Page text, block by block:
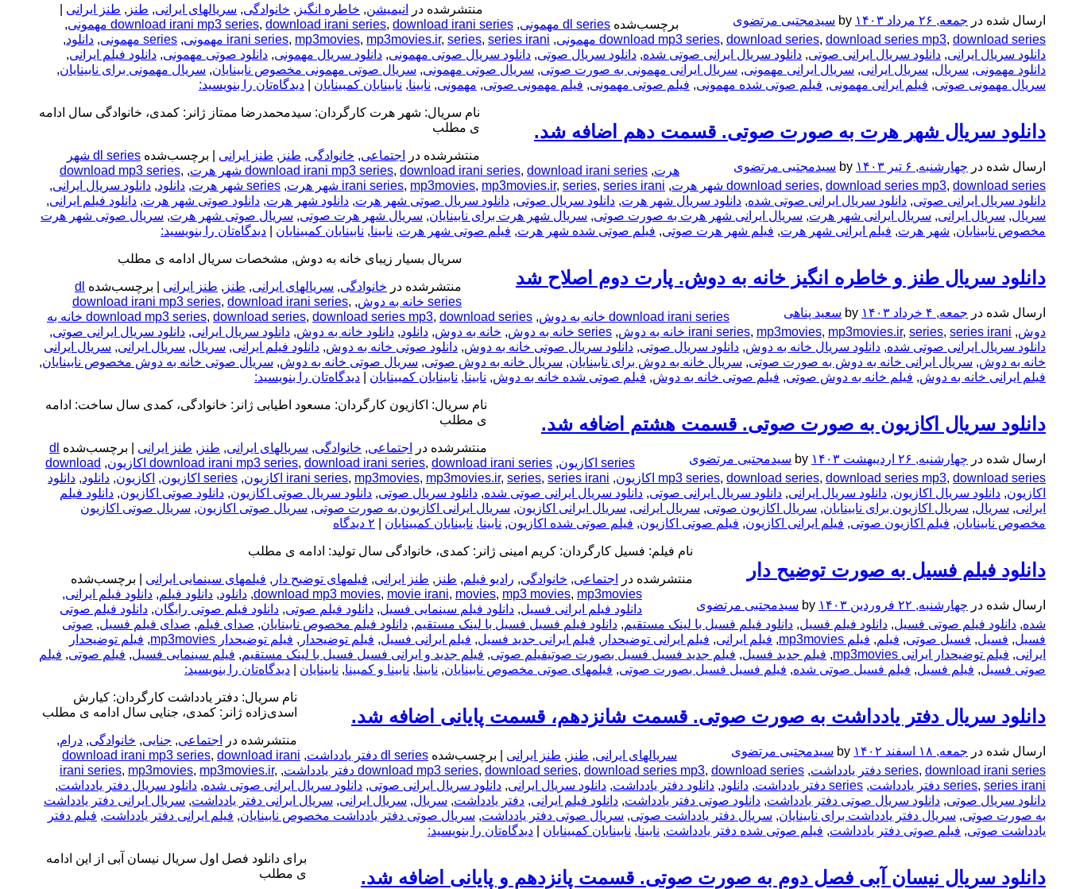
ارسال شده در جمعه, ۲۶ مرداد ۱۴۰۳ by سیدمجتبی مرتضوی
منتشرشده در انیمیشن, خاطره انگیز , خانوادگی, سریالهای ایرانی, طنز , طنز ایرانی
برچسب‌شده dl series مهمونی ,
download irani mp3 series, download irani series, download irani series مهمونی
,
download mp3 series, download series, download series mp3, download series مهمونی ,
irani series, mp3movies, mp3movies.ir, series, series irani مهمونی , series مهمونی , دانلود,
دانلود سریال ایرانی, دانلود سریال ایرانی صوتی, دانلود سریال ایرانی صوتی شده, دانلود سریال صوتی, دانلود سریال صوتی مهمونی, دانلود سریال مهمونی, دانلود صوتی مهمونی, دانلود فیلم ایرانی,
دانلود مهمونی, سریال, سریال ایرانی, سریال ایرانی مهمونی, سریال ایرانی مهمونی به صورت صوتی, سریال صوتی مهمونی, سریال صوتی مهمونی مخصوص نابینایان, سریال مهمونی برای نابینایان,
سریال مهمونی صوتی, فیلم ایرانی مهمونی, فیلم صوتی شده مهمونی, فیلم صوتی مهمونی, فیلم مهمونی صوتی, مهمونی, نابینا, نابینایان کمبینایان دیدگاه‌تان را بنویسید:
دانلود سریال شهر هرت به صورت صوتی. قسمت دهم اضافه شد.
ارسال شده در چهارشنبه, ۶ تیر ۱۴۰۳ by سیدمجتبی مرتضوی
نام سریال: شهر هرت کارگردان: سیدمحمدرضا ممتاز ژانر: کمدی، خانوادگی سال ادامه
ی مطلب
منتشرشده در اجتماعی, خانوادگی, طنز , طنز ایرانی برچسب‌شده
dl series شهر
هرت,
download irani mp3 series, download irani series, download irani series شهر هرت ,
download mp3 series,
download series, download series mp3, download series شهر هرت ,
irani series, mp3movies, mp3movies.ir, series, series irani شهر هرت , series شهر هرت , دانلود, دانلود سریال ایرانی,
دانلود سریال ایرانی صوتی, دانلود سریال ایرانی صوتی شده, دانلود سریال شهر هرت, دانلود سریال صوتی, دانلود سریال صوتی شهر هرت, دانلود شهر هرت, دانلود صوتی شهر هرت, دانلود فیلم ایرانی,
سریال, سریال ایرانی, سریال ایرانی شهر هرت, سریال ایرانی شهر هرت به صورت صوتی, سریال شهر هرت برای نابینایان, سریال شهر هرت صوتی, سریال صوتی شهر هرت, سریال صوتی شهر هرت
مخصوص نابینایان, شهر هرت, فیلم ایرانی شهر هرت, فیلم شهر هرت صوتی, فیلم صوتی شده شهر هرت, فیلم صوتی شهر هرت, نابینا, نابینایان کمبینایان دیدگاه‌تان را بنویسید:
دانلود سریال طنز و خاطره انگیز خانه به دوش. پارت دوم اصلاح شد
ارسال شده در جمعه, ۴ خرداد ۱۴۰۳ by سعید پناهی
سریال بسیار زیبای خانه به دوش, مشخصات سریال ادامه ی مطلب
منتشرشده در خانوادگی, سریالهای ایرانی, طنز , طنز ایرانی برچسب‌شده
dl
series خانه به دوش
,
download irani mp3 series, download irani series,
download irani series خانه به دوش
,
download mp3 series, download series, download series mp3,
download series خانه به
دوش,
irani series, mp3movies, mp3movies.ir, series, series irani خانه به دوش , series خانه به دوش , خانه به دوش, دانلود, دانلود خانه به دوش, دانلود سریال ایرانی, دانلود سریال ایرانی صوتی,
دانلود سریال ایرانی صوتی شده, دانلود سریال خانه به دوش, دانلود سریال صوتی, دانلود سریال صوتی خانه به دوش, دانلود صوتی خانه به دوش, دانلود فیلم ایرانی, سریال, سریال ایرانی, سریال ایرانی
خانه به دوش, سریال ایرانی خانه به دوش به صورت صوتی, سریال خانه به دوش برای نابینایان, سریال خانه به دوش صوتی, سریال صوتی خانه به دوش, سریال صوتی خانه به دوش مخصوص نابینایان,
فیلم ایرانی خانه به دوش, فیلم خانه به دوش صوتی, فیلم صوتی خانه به دوش, فیلم صوتی شده خانه به دوش, نابینا, نابینایان کمبینایان دیدگاه‌تان را بنویسید:
دانلود سریال اکازیون به صورت صوتی. قسمت هشتم اضافه شد.
ارسال شده در چهارشنبه, ۲۶ اردیبهشت ۱۴۰۳ by سیدمجتبی مرتضوی
نام سریال: اکازیون کارگردان: مسعود اطیابی ژانر: خانوادگی، کمدی سال ساخت: ادامه
ی مطلب
منتشرشده در اجتماعی, خانوادگی, سریالهای ایرانی, طنز , طنز ایرانی برچسب‌شده
dl
series اکازیون
,
download irani mp3 series, download irani series, download irani series اکازیون ,
download
mp3 series, download series, download series mp3, download series اکازیون ,
irani series, mp3movies, mp3movies.ir, series, series irani اکازیون , series اکازیون , اکازیون, دانلود, دانلود
اکازیون, دانلود سریال اکازیون, دانلود سریال ایرانی, دانلود سریال ایرانی صوتی, دانلود سریال ایرانی صوتی شده, دانلود سریال صوتی, دانلود سریال صوتی اکازیون, دانلود صوتی اکازیون, دانلود فیلم
ایرانی, سریال, سریال اکازیون برای نابینایان, سریال اکازیون صوتی, سریال ایرانی, سریال ایرانی اکازیون, سریال ایرانی اکازیون به صورت صوتی, سریال صوتی اکازیون, سریال صوتی اکازیون
مخصوص نابینایان, فیلم اکازیون صوتی, فیلم ایرانی اکازیون, فیلم صوتی اکازیون, فیلم صوتی شده اکازیون, نابینا, نابینایان کمبینایان ۲ دیدگاه
دانلود فیلم فسیل به صورت توضیح دار
ارسال شده در چهارشنبه, ۲۲ فروردین ۱۴۰۳ by سیدمجتبی مرتضوی
نام فیلم: فسیل کارگردان: کریم امینی ژانر: کمدی، خانوادگی سال تولید: ادامه ی مطلب
منتشرشده در اجتماعی, خانوادگی, رادیو فیلم, طنز , طنز ایرانی, فیلمهای توضیح دار , فیلمهای سینمایی ایرانی
برچسب‌شده
download mp3 movies, movie irani, movies, mp3 movies, mp3movies
, دانلود, دانلود فیلم, دانلود فیلم ایرانی,
دانلود فیلم ایرانی فسیل, دانلود فیلم سینمایی فسیل, دانلود فیلم صوتی, دانلود فیلم صوتی رایگان, دانلود فیلم صوتی
شده, دانلود فیلم صوتی فسیل, دانلود فیلم فسیل, دانلود فیلم فسیل با لینک مستقیم, دانلود فیلم فسیل فسیل با لینک مستقیم, دانلود فیلم مخصوص نابینایان, صدای فیلم, صدای فیلم فسیل, صوتی
فسیل, فسیل, فسیل صوتی, فیلم, فیلم mp3movies , فیلم ایرانی, فیلم ایرانی توضیحدار , فیلم ایرانی جدید فسیل, فیلم ایرانی فسیل, فیلم توضیحدار , فیلم توضیحدار mp3movies , فیلم توضیحدار
ایرانی, فیلم توضیحدار ایرانی mp3movies , فیلم جدید فسیل, فیلم جدید فسیل فسیل بصورت صوتیفیلم صوتی, فیلم جدید و ایرانی فسیل فسیل با لینک مستقیم, فیلم سینمایی فسیل, فیلم صوتی, فیلم
صوتی فسیل, فیلم فسیل, فیلم فسیل صوتی شده, فیلم فسیل فسیل بصورت صوتی, فیلمهای صوتی مخصوص نابینایان, نابینا, نابینا و کمبینا, نابینایان دیدگاه‌تان را بنویسید:
دانلود سریال دفتر یادداشت به صورت صوتی. قسمت شانزدهم، قسمت پایانی اضافه شد.
ارسال شده در جمعه, ۱۸ اسفند ۱۴۰۲ by سیدمجتبی مرتضوی
نام سریال: دفتر یادداشت کارگردان: کیارش
اسدی‌زاده ژانر: کمدی، جنایی سال ادامه ی مطلب
منتشرشده در اجتماعی, جنایی, خانوادگی, درام,
سریالهای ایرانی, طنز , طنز ایرانی برچسب‌شده dl series دفتر یادداشت ,
download irani mp3 series, download irani
series, download irani series دفتر یادداشت ,
download mp3 series, download series, download series mp3, download series دفتر یادداشت ,
irani series, mp3movies, mp3movies.ir,
series, series irani دفتر یادداشت , series دفتر یادداشت , دانلود, دانلود دفتر یادداشت, دانلود سریال ایرانی, دانلود سریال ایرانی صوتی, دانلود سریال ایرانی صوتی شده, دانلود سریال دفتر یادداشت,
دانلود سریال صوتی, دانلود سریال صوتی دفتر یادداشت, دانلود صوتی دفتر یادداشت, دانلود فیلم ایرانی, دفتر یادداشت, سریال, سریال ایرانی, سریال ایرانی دفتر یادداشت, سریال ایرانی دفتر یادداشت
به صورت صوتی, سریال دفتر یادداشت برای نابینایان, سریال دفتر یادداشت صوتی, سریال صوتی دفتر یادداشت, سریال صوتی دفتر یادداشت مخصوص نابینایان, فیلم ایرانی دفتر یادداشت, فیلم دفتر
یادداشت صوتی, فیلم صوتی دفتر یادداشت, فیلم صوتی شده دفتر یادداشت, نابینا, نابینایان کمبینایان دیدگاه‌تان را بنویسید:
دانلود سریال نیسان آبی فصل دوم به صورت صوتی. قسمت پانزدهم و پایانی اضافه شد.
برای دانلود فصل اول سریال نیسان آبی از این ادامه
ی مطلب